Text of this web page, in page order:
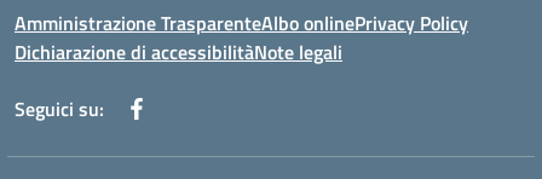
Amministrazione TrasparenteAlbo onlinePrivacy Policy
Dichiarazione di accessibilitàNote legali
Seguici su: